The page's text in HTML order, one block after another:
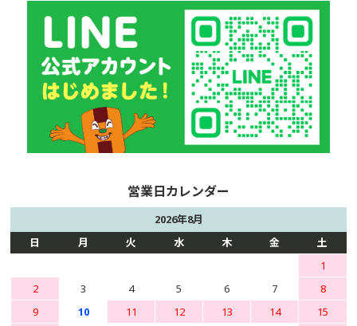
2026年8月
日
月 火 水 木 金
土
1
2
3 4 5 6 7
8
9
10 11 12 13 14
15